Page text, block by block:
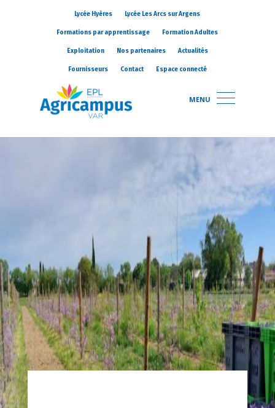
Lycée Hyères Lycée Les Arcs sur Argens
Formations par apprentissage Formation Adultes
Exploitation Nos partenaires Actualités
Fournisseurs Contact Espace connecté
MENU